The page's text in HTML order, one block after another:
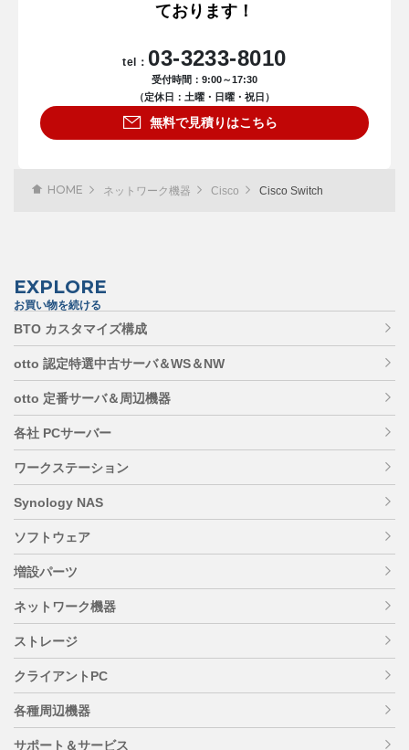
ております！
tel： 03-3233-8010
受付時間：9:00～17:30
（定休日：土曜・日曜・祝日）
無料で見積りはこちら
HOME ネットワーク機器 Cisco Cisco Switch
EXPLORE
お買い物を続ける
BTO カスタマイズ構成
otto 認定特選中古サーバ＆WS＆NW
otto 定番サーバ＆周辺機器
各社 PCサーバー
ワークステーション
Synology NAS
ソフトウェア
増設パーツ
ネットワーク機器
ストレージ
クライアントPC
各種周辺機器
サポート＆サービス